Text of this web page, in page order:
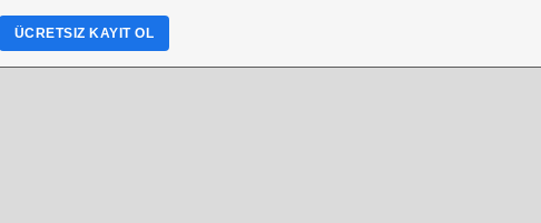
ÜCRETSIZ KAYIT OL